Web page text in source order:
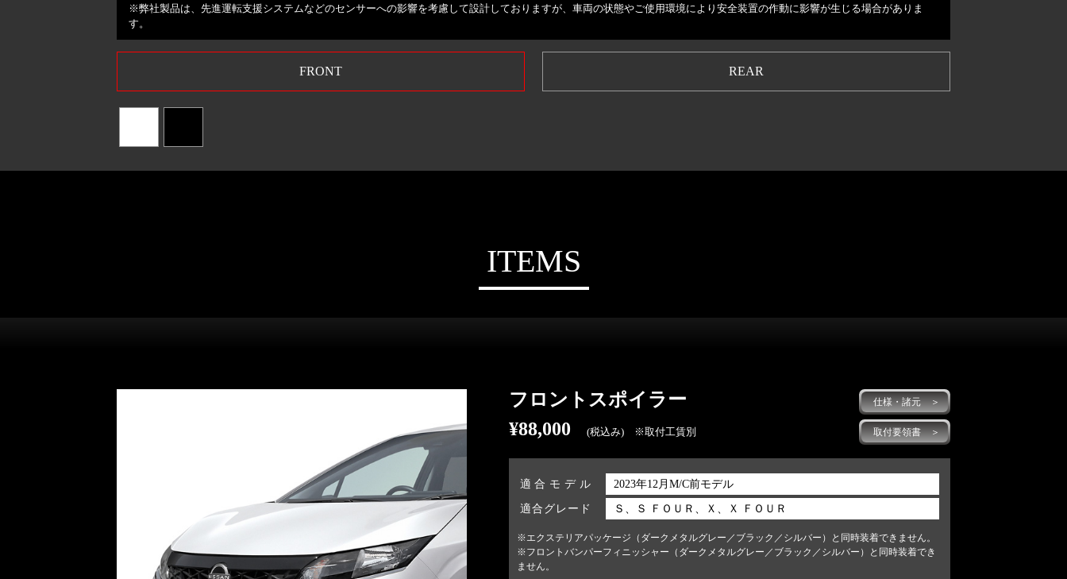
※弊社製品は、先進運転支援システムなどのセンサーへの影響を考慮して設計しておりますが、車両の状態やご使用環境により安全装置の作動に影響が生じる場合がありま
す。
FRONT REAR
ITEMS
フロントスポイラー
¥88,000
(税込み) ※取付工賃別 取付要領書 ＞
仕様・諸元 ＞
適合モデル 2023年12月M/C前モデル
適合グレード Ｓ、Ｓ ＦＯＵＲ、Ｘ、Ｘ ＦＯＵＲ
※エクステリアパッケージ（ダークメタルグレー／ブラック／シルバー）と同時装着できません。
※フロントバンパーフィニッシャー（ダークメタルグレー／ブラック／シルバー）と同時装着でき
ません。